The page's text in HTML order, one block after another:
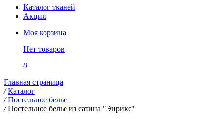
Каталог тканей
Акции
Моя корзина
Нет товаров
0
Главная страница
/ Каталог
/ Постельное белье
/ Постельное белье из сатина "Энрике"